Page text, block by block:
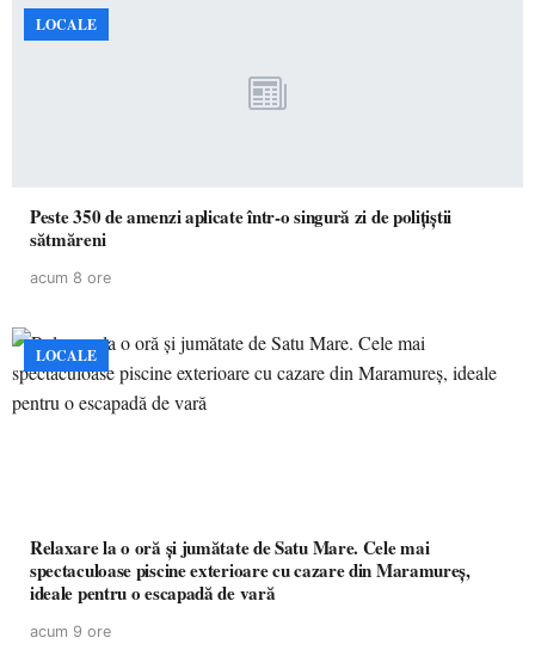
LOCALE
Peste 350 de amenzi aplicate într-o singură zi de polițiștii
sătmăreni
acum 8 ore
LOCALE
Relaxare la o oră și jumătate de Satu Mare. Cele mai
spectaculoase piscine exterioare cu cazare din Maramureș,
ideale pentru o escapadă de vară
acum 9 ore